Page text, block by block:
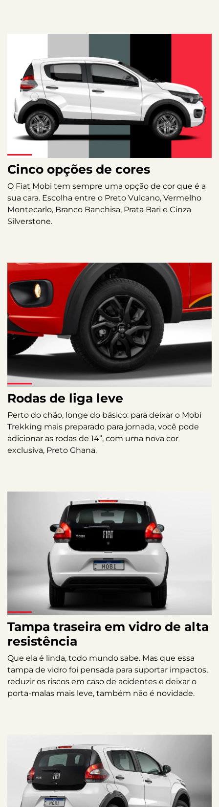
Cinco opções de cores
O Fiat Mobi tem sempre uma opção de cor que é a
sua cara. Escolha entre o Preto Vulcano, Vermelho
Montecarlo, Branco Banchisa, Prata Bari e Cinza
Silverstone.
Rodas de liga leve
Perto do chão, longe do básico: para deixar o Mobi
Trekking mais preparado para jornada, você pode
adicionar as rodas de 14”, com uma nova cor
exclusiva, Preto Ghana.
Tampa traseira em vidro de alta
resistência
Que ela é linda, todo mundo sabe. Mas que essa
tampa de vidro foi pensada para suportar impactos,
reduzir os riscos em caso de acidentes e deixar o
porta-malas mais leve, também não é novidade.